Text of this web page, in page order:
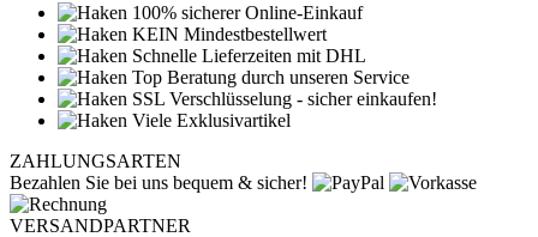
100% sicherer Online-Einkauf
KEIN Mindestbestellwert
Schnelle Lieferzeiten mit DHL
Top Beratung durch unseren Service
SSL Verschlüsselung - sicher einkaufen!
Viele Exklusivartikel
ZAHLUNGSARTEN
Bezahlen Sie bei uns bequem & sicher!
VERSANDPARTNER